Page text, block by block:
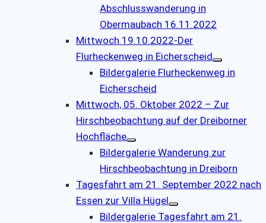
Abschlusswanderung in
Obermaubach 16.11.2022
Mittwoch 19.10.2022-Der
Flurheckenweg in Eicherscheid
Bildergalerie Flurheckenweg in
Eicherscheid
Mittwoch, 05. Oktober 2022 – Zur
Hirschbeobachtung auf der Dreiborner
Hochfläche
Bildergalerie Wanderung zur
Hirschbeobachtung in Dreiborn
Tagesfahrt am 21. September 2022 nach
Essen zur Villa Hügel
Bildergalerie Tagesfahrt am 21.